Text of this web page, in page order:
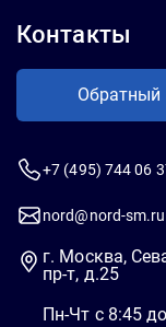
Контакты
Обратный
+7 (495) 744 06
nord@nord-sm.ru
г. Москва,
пр-т, д.25
Пн-Чт c 8:45